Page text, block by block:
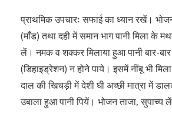
प्राथमिक उपचारः सफाई का ध्यान रखें।
(माँड) तथा दही में समान भाग पानी मिला के
लें। नमक व शक्कर मिलाया हुआ पानी बार-
(डिहाइड्रेशन) न होने पाये। इसमें नींबू भी
दाल की खिचड़ी में देशी घी अच्छी मात्रा में
उबाला हुआ पानी पियें। भोजन ताजा, सुपाच्य